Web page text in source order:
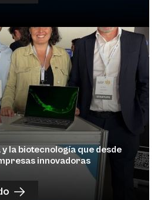
la biotecnología que desde
innovadoras